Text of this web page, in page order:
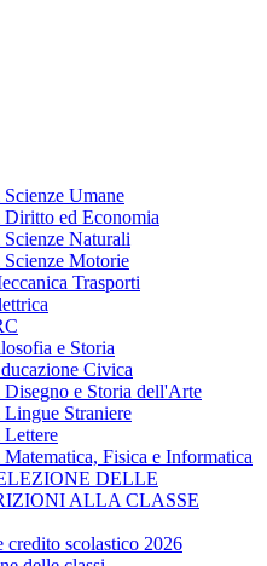
Umane
ed Economia
Naturali
Motorie
Trasporti
e Storia
Civica
e Storia dell'Arte
Straniere
Fisica e Informatica
DELLE
ALLA CLASSE
scolastico 2026